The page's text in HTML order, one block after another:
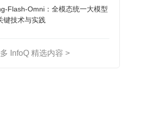
Flash-Omni：全模态统一大模型
键技术与实践
InfoQ 精选内容 >